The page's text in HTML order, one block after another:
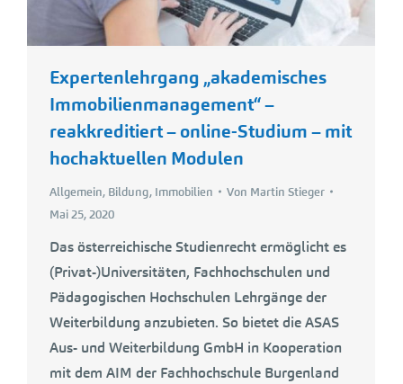
Expertenlehrgang „akademisches
Immobilienmanagement“ –
reakkreditiert – online-Studium – mit
hochaktuellen Modulen
Allgemein, Bildung, Immobilien Von Martin Stieger
Mai 25, 2020
Das österreichische Studienrecht ermöglicht es
(Privat-)Universitäten, Fachhochschulen und
Pädagogischen Hochschulen Lehrgänge der
Weiterbildung anzubieten. So bietet die ASAS
Aus- und Weiterbildung GmbH in Kooperation
mit dem AIM der Fachhochschule Burgenland